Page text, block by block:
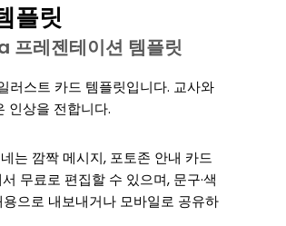
플릿
레젠테이션 템플릿
러스트 카드 템플릿입니다. 교사와
인상을 전합니다.
는 깜짝 메시지, 포토존 안내 카드
무료로 편집할 수 있으며, 문구·색
으로 내보내거나 모바일로 공유하